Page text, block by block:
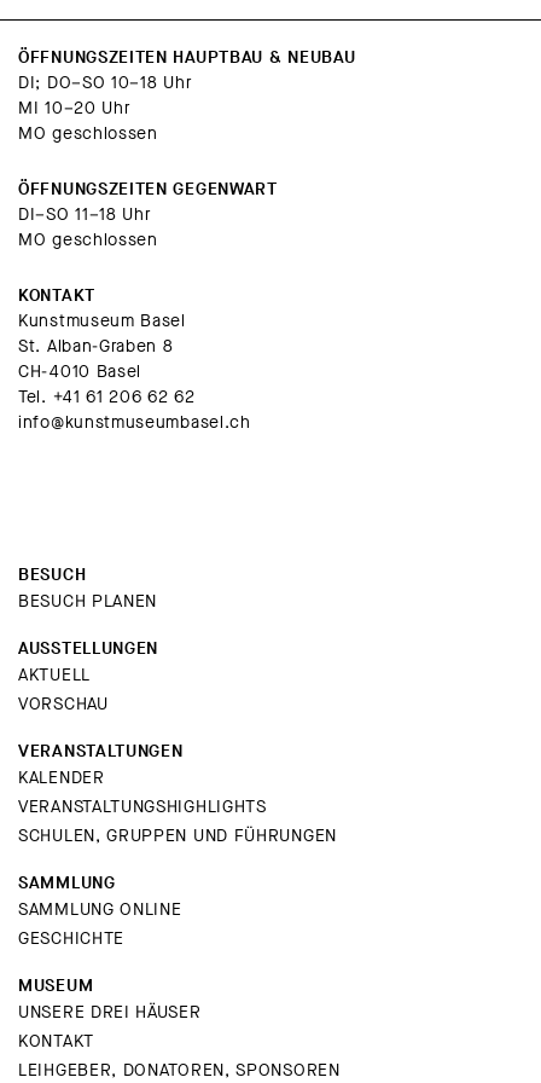
Identitäten
Die abschliessende Zeichnung
the Sea(Nr. 11) erinnert mit ihrem rätselhaften
Polyeder an Albrecht Dürers (1471–1528)
Melencolia I
zitiert Michel Foucault (1926–1984): Der
Mensch werde verschwinden wie ein Gesicht
im Sand am Meeresufer. Während Foucault
das Ende eines Denkmodells beschrieb, wird
das Zitat heute oft auf die Auflösung starrer
Identitäten bezogen. Für die LGBTQIA+-
Zwang zur ständigen Selbsterklärung
innerhalb gesellschaftlicher und
medizinischer Normen. Bauers Werk stellt die
Frage: Was, wenn das Benennen nicht mehr
nötig wäre? Wenn Freiheit jenseits der
Kategorien läge? Trotz melancholischer
Grundstimmung deutet die aufgehende
Sonne in der Zeichnung auf eine Zukunft, in
auflösen dürfen.
ÖFFNUNGSZEITEN HAUPTBAU & NEUBAU
DI; DO–SO 10–18 Uhr
MI 10–20 Uhr
MO geschlossen
ÖFFNUNGSZEITEN GEGENWART
DI–SO 11–18 Uhr
MO geschlossen
KONTAKT
Kunstmuseum Basel
St. Alban-Graben 8
CH-4010 Basel
Tel. +41 61 206 62 62
info@kunstmuseumbasel.ch
BESUCH
BESUCH PLANEN
AUSSTELLUNGEN
AKTUELL
VORSCHAU
VERANSTALTUNGEN
KALENDER
VERANSTALTUNGSHIGHLIGHTS
SCHULEN, GRUPPEN UND FÜHRUNGEN
SAMMLUNG
SAMMLUNG ONLINE
GESCHICHTE
MUSEUM
UNSERE DREI HÄUSER
KONTAKT
LEIHGEBER, DONATOREN, SPONSOREN